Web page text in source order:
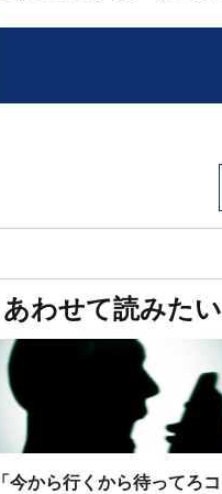
あわせて読みたい
「今から行くから待ってろコ